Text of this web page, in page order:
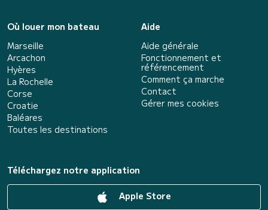
Où louer mon bateau
Marseille
Arcachon
Hyères
La Rochelle
Corse
Croatie
Baléares
Toutes les destinations
Aide
Aide générale
Fonctionnement et
référencement
Comment ça marche
Contact
Gérer mes cookies
Téléchargez notre application
Apple Store